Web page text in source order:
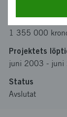
Bidrag från
1 355 000
Projektets
juni 2003 - juni
Status
Avslutat